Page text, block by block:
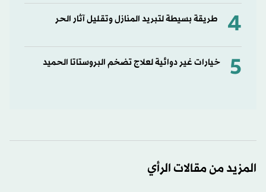
4 طريقة بسيطة لتبريد المنازل وتقليل آثار الحر
5 خيارات غير دوائية لعلاج تضخم البروستاتا الحميد
المزيد من مقالات الرأي